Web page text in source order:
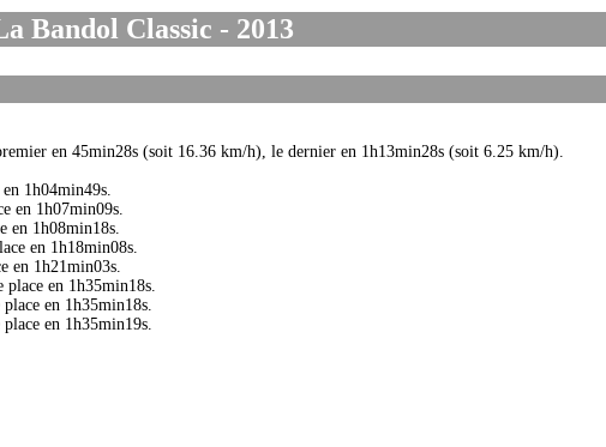
Bandol Classic - 2013
en 45min28s (soit 16.36 km/h), le dernier en 1h13min28s (soit 6.25 km/h).
1h04min49s.
en 1h07min09s.
en 1h08min18s.
en 1h18min08s.
en 1h21min03s.
place en 1h35min18s.
en 1h35min18s.
en 1h35min19s.